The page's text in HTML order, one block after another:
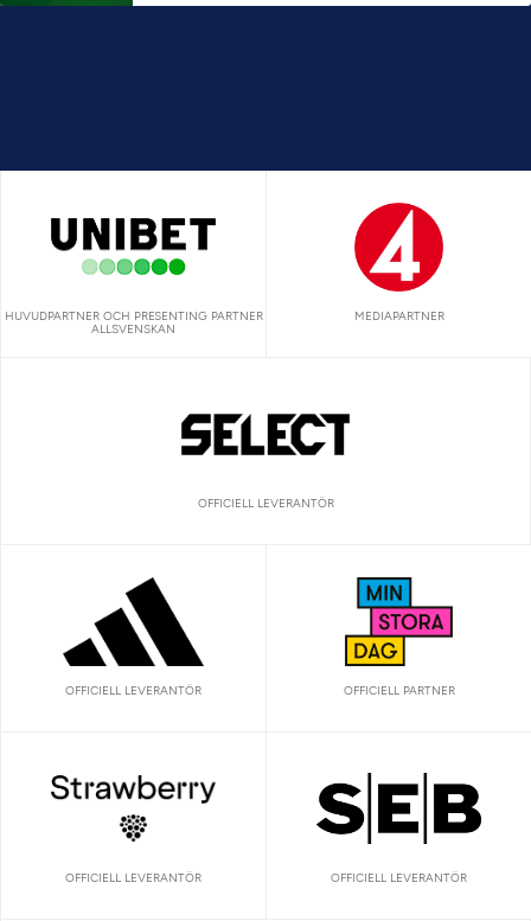
HUVUDPARTNER OCH PRESENTING PARTNER
ALLSVENSKAN
MEDIAPARTNER
OFFICIELL LEVERANTÖR
OFFICIELL LEVERANTÖR OFFICIELL PARTNER
OFFICIELL LEVERANTÖR OFFICIELL LEVERANTÖR